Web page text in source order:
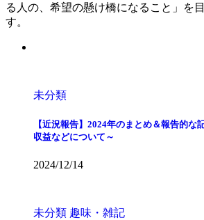
る人の、希望の懸け橋になること」を
す。
未分類
【近況報告】2024年のまとめ＆報告的な
収益などについて～
2024/12/14
未分類 趣味・雑記